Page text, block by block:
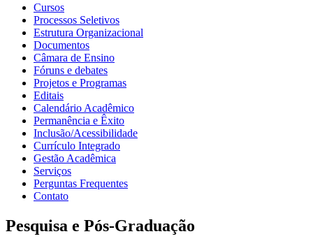
Cursos
Processos Seletivos
Estrutura Organizacional
Documentos
Câmara de Ensino
Fóruns e debates
Projetos e Programas
Editais
Calendário Acadêmico
Permanência e Êxito
Inclusão/Acessibilidade
Currículo Integrado
Gestão Acadêmica
Serviços
Perguntas Frequentes
Contato
Pesquisa e Pós-Graduação